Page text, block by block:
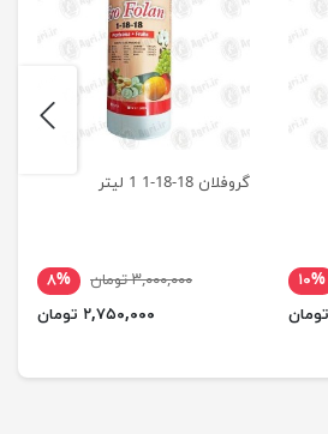
۱۰%
گروفلان 18-18-1 1 لیتر
۳,۰۰۰,۰۰۰ تومان
۸%
۲,۷۵۰,۰۰۰ تومان